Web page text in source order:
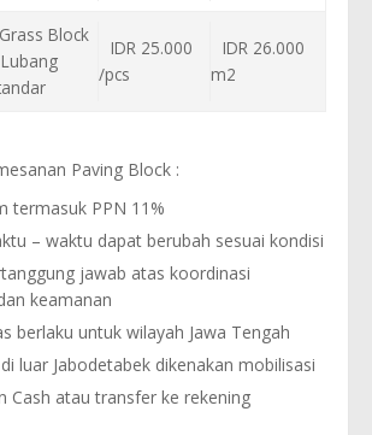
Grass Block
IDR 25.000
/pcs
IDR 26.000
m2
Paving Block :
termasuk PPN 11%
– waktu dapat berubah sesuai kondisi
jawab atas koordinasi
keamanan
berlaku untuk wilayah Jawa Tengah
luar Jabodetabek dikenakan mobilisasi
Cash atau transfer ke rekening